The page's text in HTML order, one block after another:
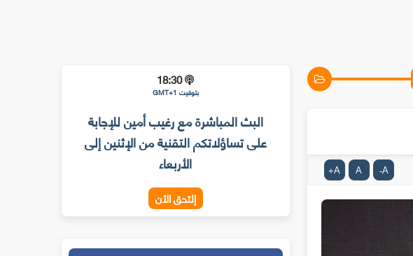
A
-
A
A
+
18:30
بتوقيت GMT+1
البث المباشرة مع رغيب أمين للإجابة
على تساؤلاتكم التقنية من الإثنين إلى
الأربعاء
إلتحق الأن